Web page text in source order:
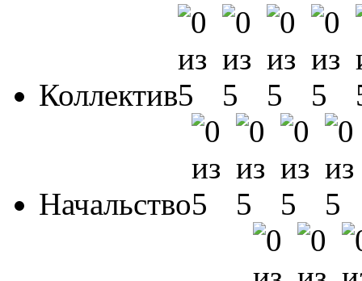
Коллектив
Начальство